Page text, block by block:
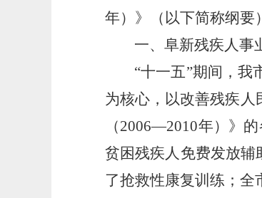
年）》（以下简称纲要
一、阜新残疾人事
“十一五”期间，我
为核心，以改善残疾人
（2006—2010年）》
贫困残疾人免费发放辅
了抢救性康复训练；全